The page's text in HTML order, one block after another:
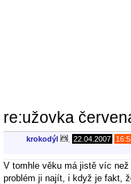
re:užovka
krokodýl 22.04.2007
V tomhle věku má jistě víc
problém ji najít, i když je fakt,